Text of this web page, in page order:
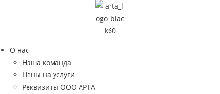
О нас
Наша команда
Цены на услуги
Реквизиты ООО АРТА